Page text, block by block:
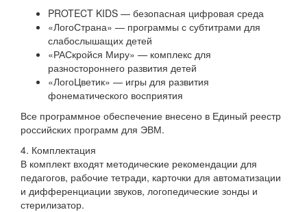
PROTECT KIDS — безопасная цифровая среда
«ЛогоСтрана» — программы с субтитрами для
слабослышащих детей
«РАСкройся Миру» — комплекс для
разностороннего развития детей
«ЛогоЦветик» — игры для развития
фонематического восприятия
Все программное обеспечение внесено в Единый реестр
российских программ для ЭВМ.
4. Комплектация
В комплект входят методические рекомендации для
педагогов, рабочие тетради, карточки для автоматизации
и дифференциации звуков, логопедические зонды и
стерилизатор.